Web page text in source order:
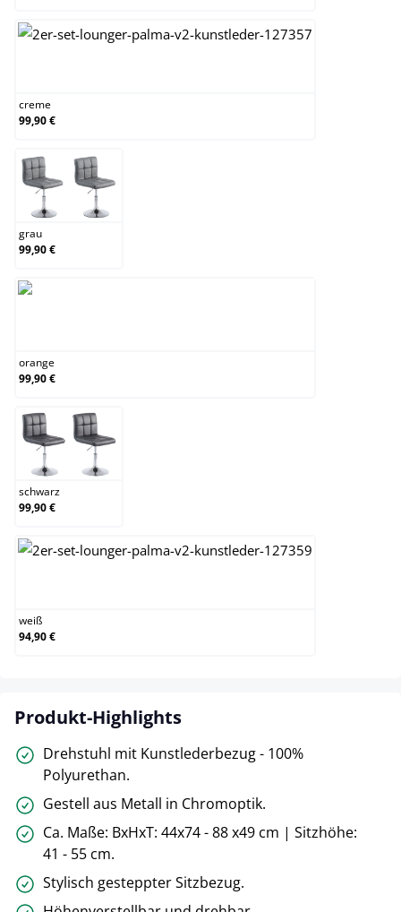
creme
99,90 €
grau
grau
99,90 €
orange
99,90 €
schwarz
schwarz
99,90 €
weiß
94,90 €
Produkt-Highlights
Drehstuhl mit Kunstlederbezug - 100%
Polyurethan.
Gestell aus Metall in Chromoptik.
Ca. Maße: BxHxT: 44x74 - 88 x49 cm | Sitzhöhe:
41 - 55 cm.
Stylisch gesteppter Sitzbezug.